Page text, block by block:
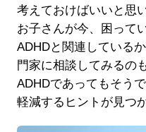
考えておけばいいと思
お子さんが今、困って
ADHDと関連している
門家に相談してみるの
ADHDであってもそう
軽減するヒントが見つ